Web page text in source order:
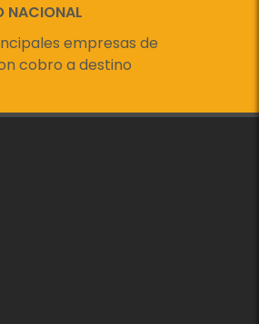
NACIONAL
empresas de
cobro a destino